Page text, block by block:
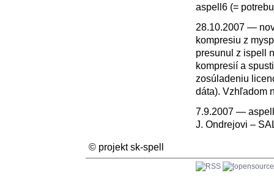
aspell6 (=
28.10.2007 —
kompresiu z
presunul z ispell
kompresií a
zosúladeniu
dáta). Vzhľadom
7.9.2007 —
J. Ondrejovi –
© projekt sk-spell